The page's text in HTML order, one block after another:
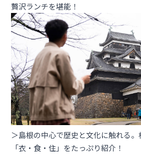
贅沢ランチを堪能！
＞島根の中⼼で歴史と⽂化に触れる。
「⾐・⾷・住」をたっぷり紹介！